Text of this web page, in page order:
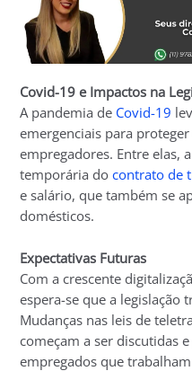
Covid-19 e Impactos na
A pandemia de Covid-19
emergenciais para
empregadores. Entre elas,
temporária docontrato de
e salário, que também se
domésticos.
Expectativas Futuras
Com a crescente
espera-se que a legislação
Mudanças nas leis de
começam a ser discutidas
empregados que